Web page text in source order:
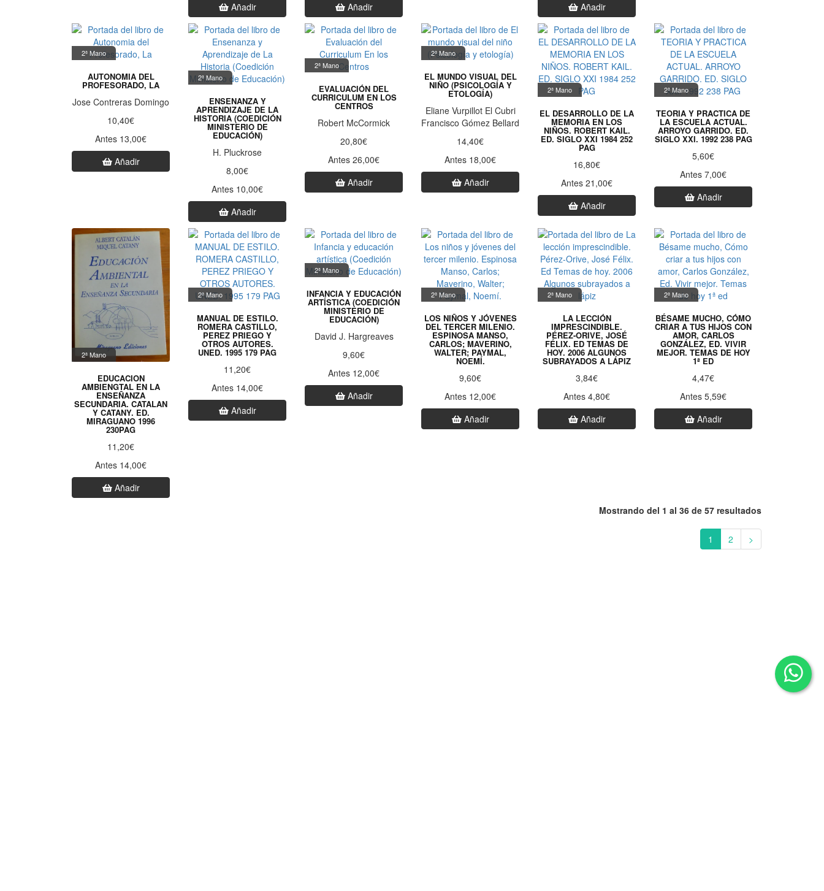
Añadir
Añadir
Añadir
2ª Mano
AUTONOMIA DEL
PROFESORADO, LA
Jose Contreras Domingo
10,40€
Antes 13,00€
Añadir
2ª Mano
ENSENANZA Y
APRENDIZAJE DE LA
HISTORIA (COEDICIÓN
MINISTERIO DE
EDUCACIÓN)
H. Pluckrose
8,00€
Antes 10,00€
Añadir
2ª Mano
EVALUACIÓN DEL
CURRICULUM EN LOS
CENTROS
Robert McCormick
20,80€
Antes 26,00€
Añadir
2ª Mano
EL MUNDO VISUAL DEL
NIÑO (PSICOLOGÍA Y
ETOLOGÍA)
Eliane Vurpillot El Cubri
Francisco Gómez Bellard
14,40€
Antes 18,00€
Añadir
2ª Mano
EL DESARROLLO DE LA
MEMORIA EN LOS
NIÑOS. ROBERT KAIL.
ED. SIGLO XXI 1984 252
PAG
16,80€
Antes 21,00€
Añadir
2ª Mano
TEORIA Y PRACTICA DE
LA ESCUELA ACTUAL.
ARROYO GARRIDO. ED.
SIGLO XXI. 1992 238 PAG
5,60€
Antes 7,00€
Añadir
2ª Mano
EDUCACION
AMBIENGTAL EN LA
ENSEÑANZA
SECUNDARIA. CATALAN
Y CATANY. ED.
MIRAGUANO 1996
230PAG
11,20€
Antes 14,00€
Añadir
2ª Mano
MANUAL DE ESTILO.
ROMERA CASTILLO,
PEREZ PRIEGO Y
OTROS AUTORES.
UNED. 1995 179 PAG
11,20€
Antes 14,00€
Añadir
2ª Mano
INFANCIA Y EDUCACIÓN
ARTÍSTICA (COEDICIÓN
MINISTERIO DE
EDUCACIÓN)
David J. Hargreaves
9,60€
Antes 12,00€
Añadir
2ª Mano
LOS NIÑOS Y JÓVENES
DEL TERCER MILENIO.
ESPINOSA MANSO,
CARLOS; MAVERINO,
WALTER; PAYMAL,
NOEMÍ.
9,60€
Antes 12,00€
Añadir
2ª Mano
LA LECCIÓN
IMPRESCINDIBLE.
PÉREZ-ORIVE, JOSÉ
FÉLIX. ED TEMAS DE
HOY. 2006 ALGUNOS
SUBRAYADOS A LÁPIZ
3,84€
Antes 4,80€
Añadir
2ª Mano
BÉSAME MUCHO, CÓMO
CRIAR A TUS HIJOS CON
AMOR, CARLOS
GONZÁLEZ, ED. VIVIR
MEJOR. TEMAS DE HOY
1ª ED
4,47€
Antes 5,59€
Añadir
Mostrando del 1 al 36 de 57 resultados
1 2 >